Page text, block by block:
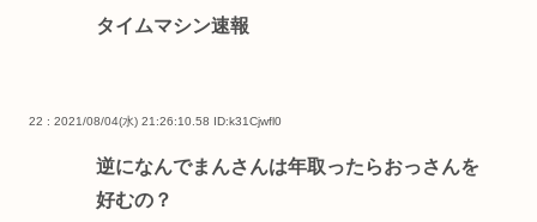
タイムマシン速報
22 : 2021/08/04(水) 21:26:10.58 ID:k31Cjwfl0
逆になんでまんさんは年取ったらおっさんを
好むの？